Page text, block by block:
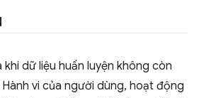
dữ liệu huấn luyện không còn
vi của người dùng, hoạt động